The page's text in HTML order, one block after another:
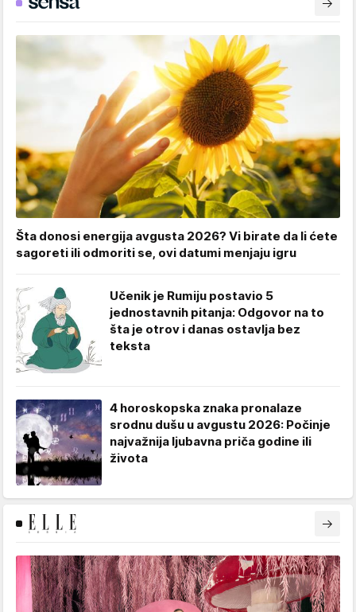
Šta donosi energija avgusta 2026? Vi birate da li ćete
sagoreti ili odmoriti se, ovi datumi menjaju igru
Učenik je Rumiju postavio 5
jednostavnih pitanja: Odgovor na to
šta je otrov i danas ostavlja bez
teksta
4 horoskopska znaka pronalaze
srodnu dušu u avgustu 2026: Počinje
najvažnija ljubavna priča godine ili
života